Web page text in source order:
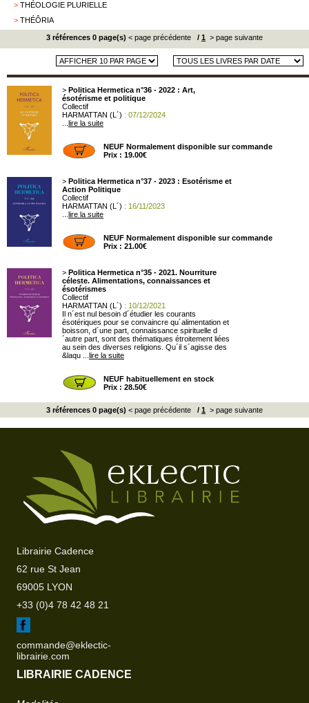
> THÉOLOGIE PLURIELLE
> THÉÔRIA
3 références 0 page(s) < page précédente / 1 > page suivante
> Politica Hermetica n°36 - 2022 : Art,
ésotérisme et politique
Collectif
HARMATTAN (L´) : 07/12/2024
lire la suite
NEUF Normalement disponible sur commande
Prix : 19.00€
> Politica Hermetica n°37 - 2023 : Esotérisme et
Action Politique
Collectif
HARMATTAN (L´) : 16/11/2023
lire la suite
NEUF Normalement disponible sur commande
Prix : 21.00€
> Politica Hermetica n°35 - 2021. Nourriture
céleste. Alimentations, connaissances et
ésotérismes
Collectif
HARMATTAN (L´) : 10/12/2021
Il n´est nul besoin d´étudier les courants
ésotériques pour se convaincre qu´alimentation et
boisson, d´une part, connaissance spirituelle d
´autre part, sont des thématiques étroitement liées
au sein des diverses religions. Qu´il s´agisse des
&laqu ... lire la suite
NEUF habituellement en stock
Prix : 28.50€
3 références 0 page(s) < page précédente / 1 > page suivante
Librairie Cadence
62 rue St Jean
69005 LYON
+33 (0)4 78 42 48 21
commande@eklectic-
librairie.com
LIBRAIRIE CADENCE